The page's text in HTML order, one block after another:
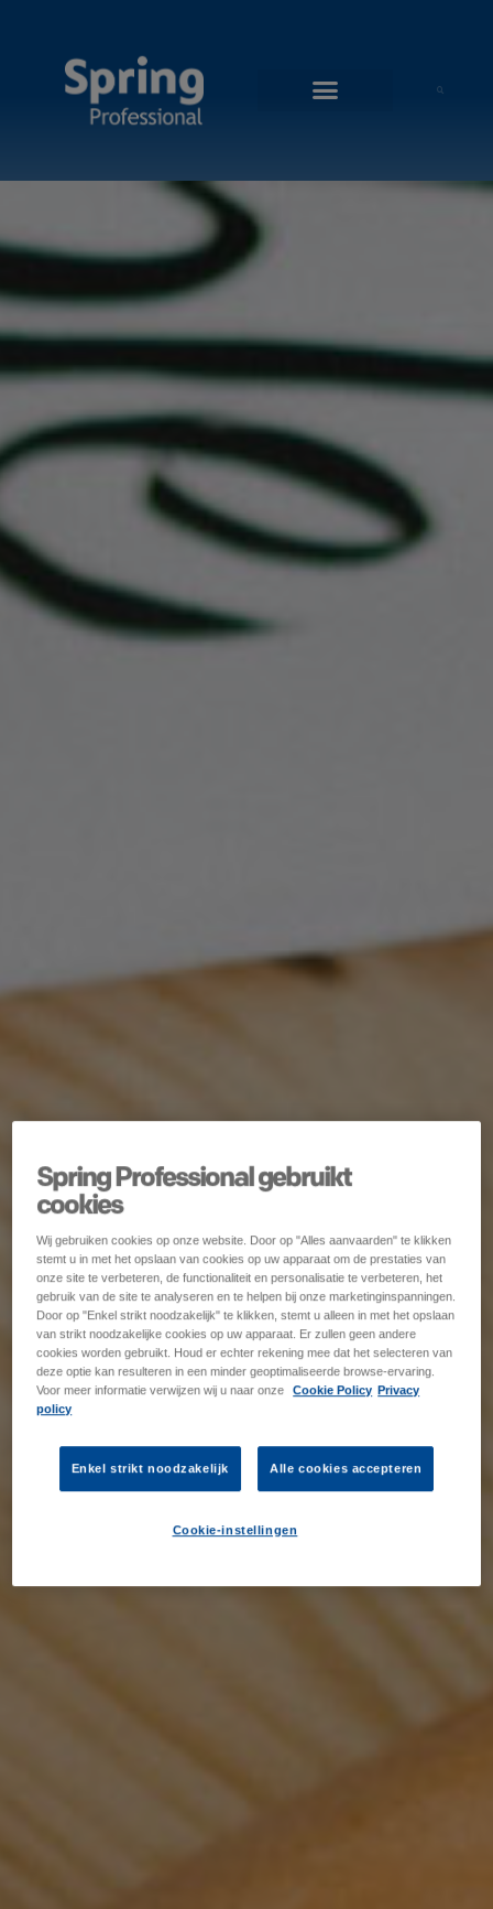
Spring Professional gebruikt
cookies
Wij gebruiken cookies op onze website. Door op "Alles aanvaarden" te klikken
stemt u in met het opslaan van cookies op uw apparaat om de prestaties van
onze site te verbeteren, de functionaliteit en personalisatie te verbeteren, het
gebruik van de site te analyseren en te helpen bij onze marketinginspanningen.
Door op "Enkel strikt noodzakelijk" te klikken, stemt u alleen in met het opslaan
van strikt noodzakelijke cookies op uw apparaat. Er zullen geen andere
cookies worden gebruikt. Houd er echter rekening mee dat het selecteren van
deze optie kan resulteren in een minder geoptimaliseerde browse-ervaring.
Voor meer informatie verwijzen wij u naar onze
Cookie Policy Privacy
policy
Enkel strikt noodzakelijk Alle cookies accepteren
Cookie-instellingen